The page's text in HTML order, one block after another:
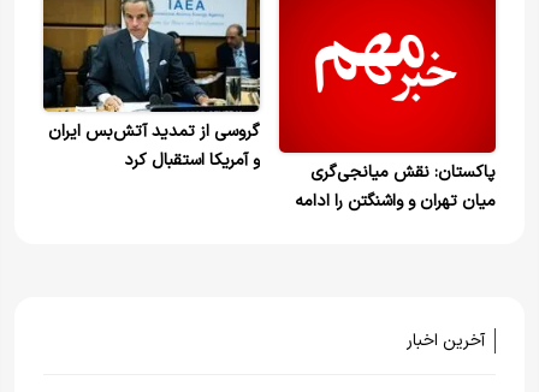
مذاکرات دشوار بین تهران و
واشنگتن بازکند
پاکستان: نقش میانجی‌گری
میان تهران و واشنگتن را ادامه
گروسی از تمدید آتش‌بس ایران
و آمریکا استقبال کرد
آخرین اخبار